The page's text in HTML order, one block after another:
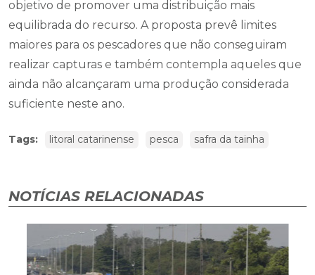
objetivo de promover uma distribuição mais
equilibrada do recurso. A proposta prevê limites
maiores para os pescadores que não conseguiram
realizar capturas e também contempla aqueles que
ainda não alcançaram uma produção considerada
suficiente neste ano.
Tags: litoral catarinense pesca safra da tainha
NOTÍCIAS RELACIONADAS